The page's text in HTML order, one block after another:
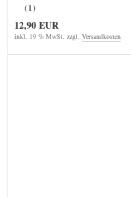
(1)
12,90 EUR
inkl. 19 % MwSt. zzgl. Versandkosten